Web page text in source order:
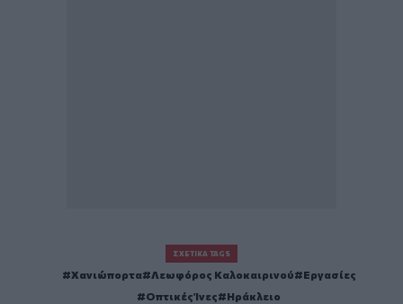
ΣΧΕΤΙΚΆ TAGS
Χανιώπορτα Λεωφόρος Καλοκαιρινού
Εργασίες
Οπτικές Ίνες
Ηράκλειο